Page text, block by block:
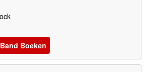
Band Boeken